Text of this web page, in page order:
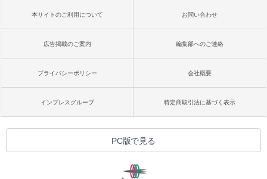
本サイトのご利用について お問い合わせ
広告掲載のご案内 編集部へのご連絡
プライバシーポリシー 会社概要
インプレスグループ 特定商取引法に基づく表示
PC版で見る